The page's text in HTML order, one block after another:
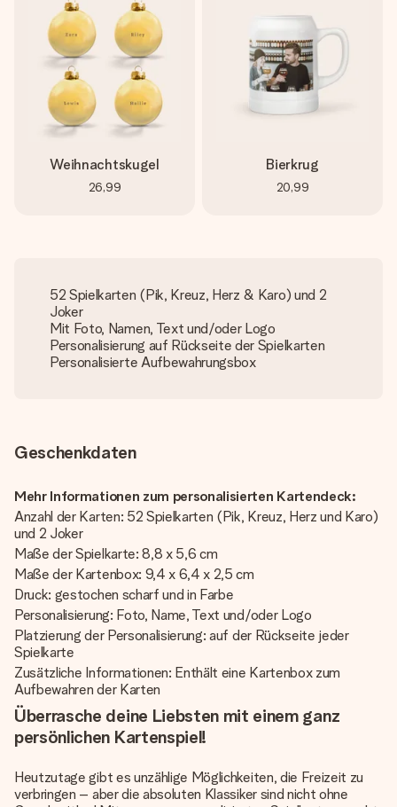
Weihnachtskugel
26,99
Bierkrug
20,99
52 Spielkarten (Pik, Kreuz, Herz & Karo) und 2
Joker
Mit Foto, Namen, Text und/oder Logo
Personalisierung auf Rückseite der Spielkarten
Personalisierte Aufbewahrungsbox
Geschenkdaten
Mehr Informationen zum personalisierten Kartendeck:
Anzahl der Karten: 52 Spielkarten (Pik, Kreuz, Herz und Karo)
und 2 Joker
Maße der Spielkarte: 8,8 x 5,6 cm
Maße der Kartenbox: 9,4 x 6,4 x 2,5 cm
Druck: gestochen scharf und in Farbe
Personalisierung: Foto, Name, Text und/oder Logo
Platzierung der Personalisierung: auf der Rückseite jeder
Spielkarte
Zusätzliche Informationen: Enthält eine Kartenbox zum
Aufbewahren der Karten
Überrasche deine Liebsten mit einem ganz
persönlichen Kartenspiel!
Heutzutage gibt es unzählige Möglichkeiten, die Freizeit zu
verbringen – aber die absoluten Klassiker sind nicht ohne